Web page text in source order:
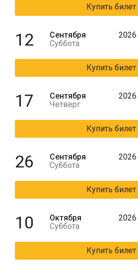
Купить билет
12
Сентября
Суббота
2026
Купить билет
17
Сентября
Четверг
2026
Купить билет
26
Сентября
Суббота
2026
Купить билет
10
Октября
Суббота
2026
Купить билет